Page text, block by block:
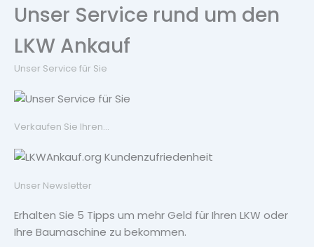
Unser Service rund um den
LKW Ankauf
Unser Service für Sie
Verkaufen Sie Ihren...
Unser Newsletter
Erhalten Sie 5 Tipps um mehr Geld für Ihren LKW oder
Ihre Baumaschine zu bekommen.